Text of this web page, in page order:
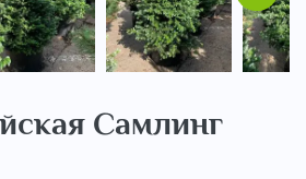
Самлинг